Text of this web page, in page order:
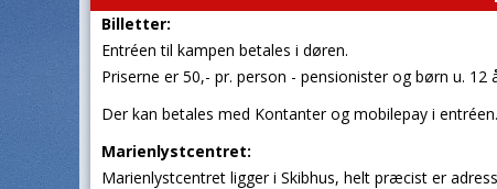
Billetter:
Entréen til kampen betales i døren.
Priserne er 50,- pr. person - pensionister og børn u. 12
Der kan betales med Kontanter og mobilepay i entréen.
Marienlystcentret:
Marienlystcentret ligger i Skibhus, helt præcist er